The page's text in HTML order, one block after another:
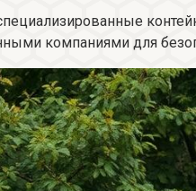
компаниями для